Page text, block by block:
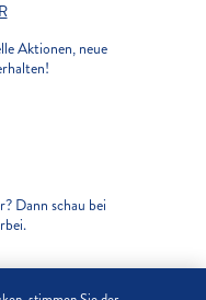
Aktionen, neue
Dann schau bei